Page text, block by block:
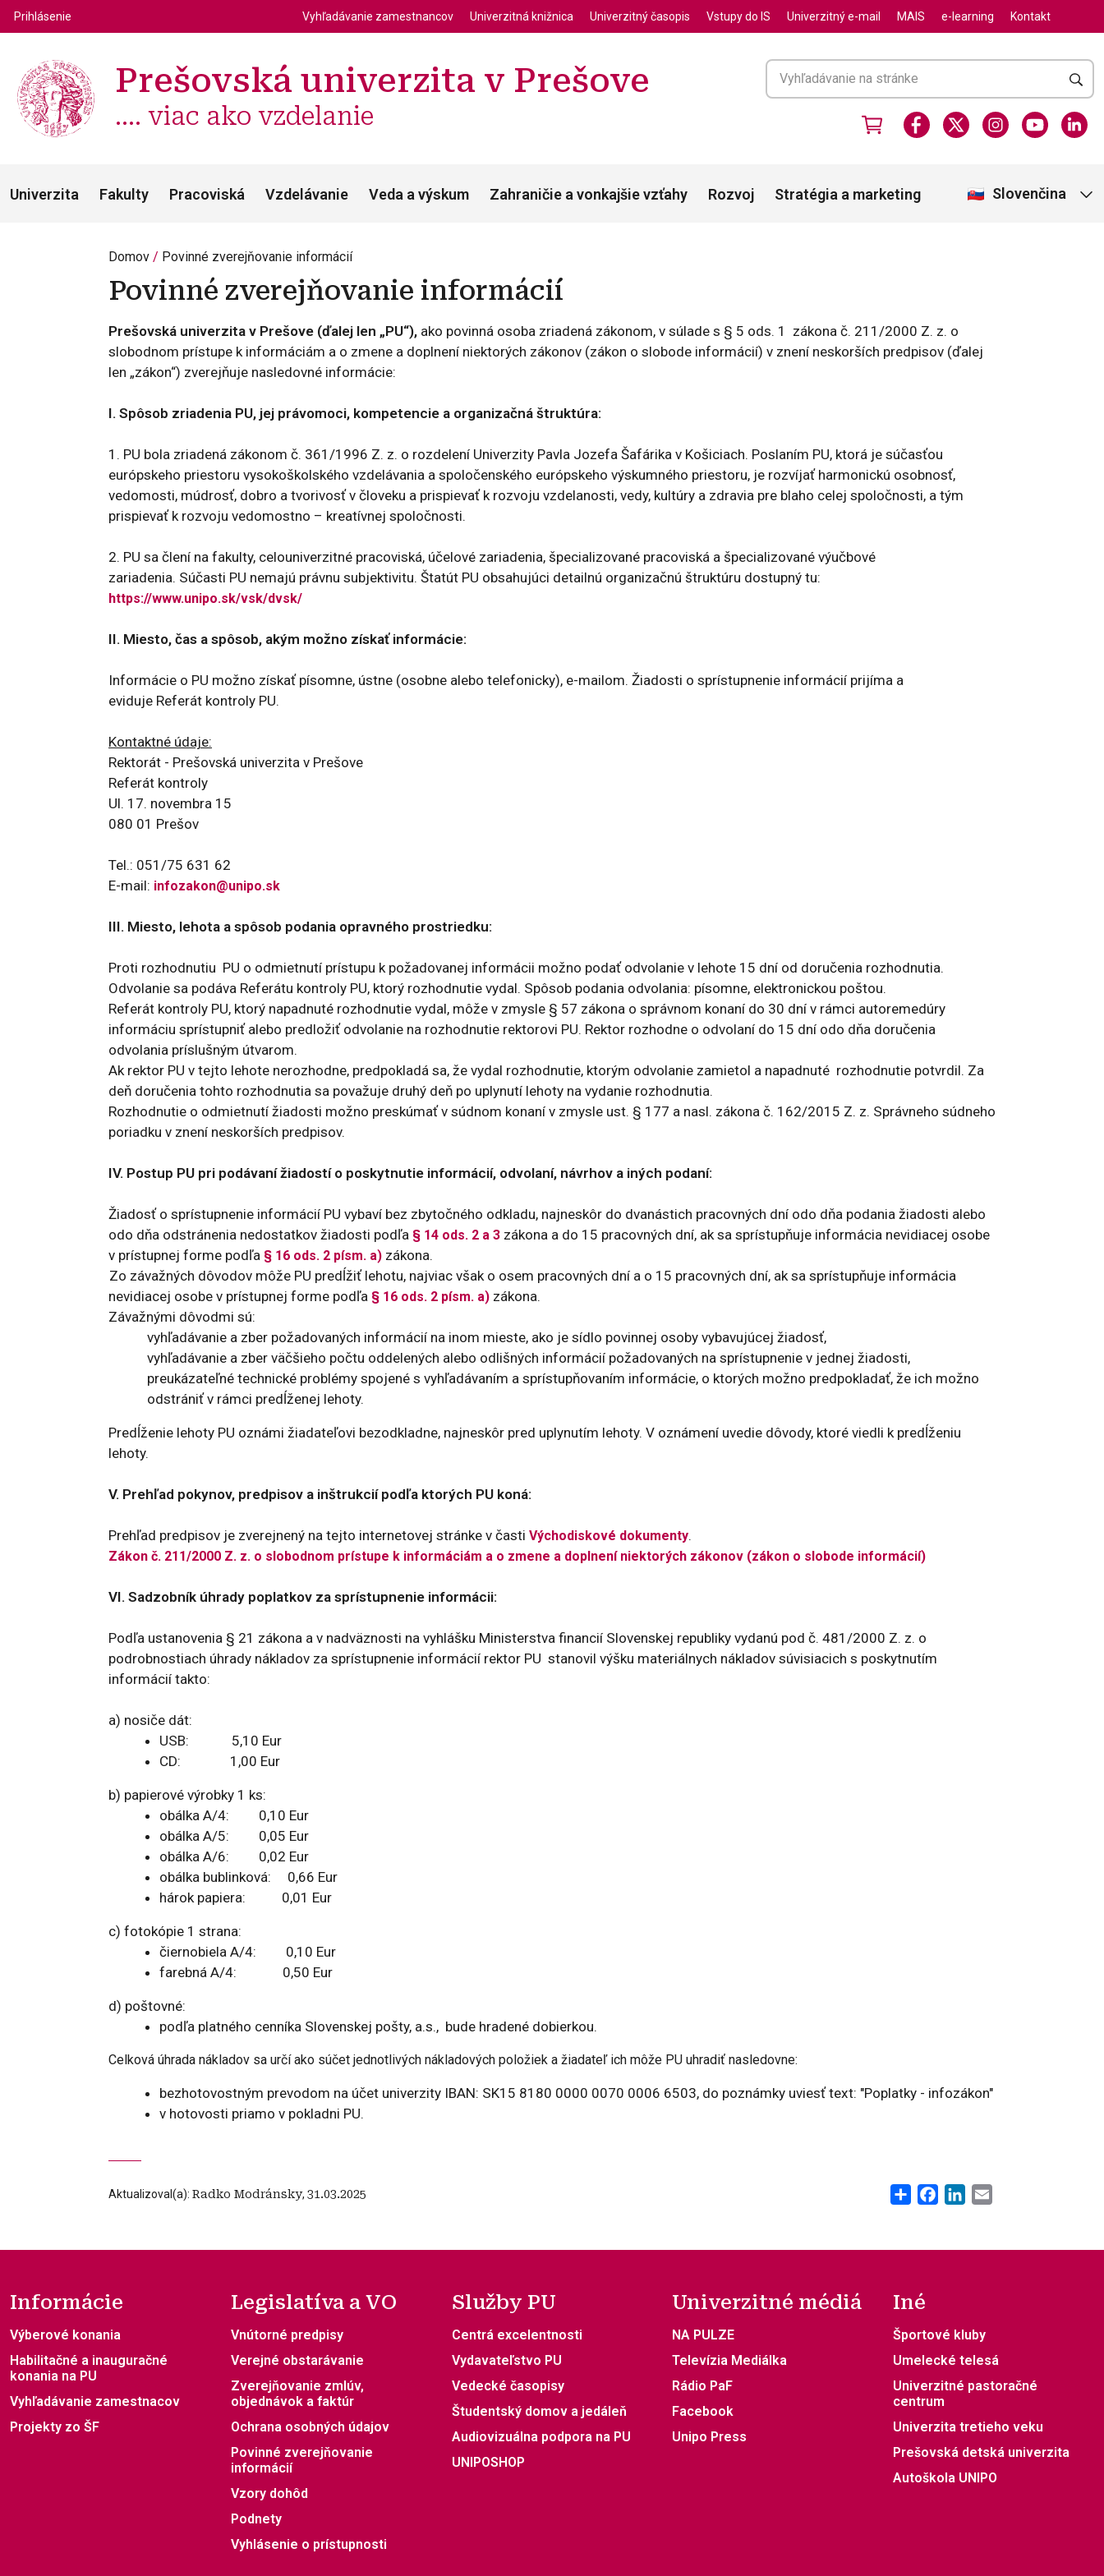
Skočiť na hlavný obsah
Používateľské menu
Prihlásenie Top menu
Vyhľadávanie zamestnancov Univerzitná knižnica Univerzitný časopis Vstupy do IS Univerzitný e-mail MAIS e-learning Kontakt
Prešovská univerzita v Prešove
.... viac ako vzdelanie
Univerzita Fakulty Pracoviská Vzdelávanie Veda a výskum Zahraničie a vonkajšie vzťahy Rozvoj Stratégia a marketing Slovenčina
Domov Povinné zverejňovanie informácií
Povinné zverejňovanie informácií
Prešovská univerzita v Prešove (ďalej len „PU“), ako povinná osoba zriadená zákonom, v súlade s § 5 ods. 1 zákona č. 211/2000 Z. z. o
slobodnom prístupe k informáciám a o zmene a doplnení niektorých zákonov (zákon o slobode informácií) v znení neskorších predpisov (ďalej
len „zákon“) zverejňuje nasledovné informácie:
I. Spôsob zriadenia PU, jej právomoci, kompetencie a organizačná štruktúra:
1. PU bola zriadená zákonom č. 361/1996 Z. z. o rozdelení Univerzity Pavla Jozefa Šafárika v Košiciach. Poslaním PU, ktorá je súčasťou
európskeho priestoru vysokoškolského vzdelávania a spoločenského európskeho výskumného priestoru, je rozvíjať harmonickú osobnosť,
vedomosti, múdrosť, dobro a tvorivosť v človeku a prispievať k rozvoju vzdelanosti, vedy, kultúry a zdravia pre blaho celej spoločnosti, a tým
prispievať k rozvoju vedomostno – kreatívnej spoločnosti.
2. PU sa člení na fakulty, celouniverzitné pracoviská, účelové zariadenia, špecializované pracoviská a špecializované výučbové
zariadenia. Súčasti PU nemajú právnu subjektivitu. Štatút PU obsahujúci detailnú organizačnú štruktúru dostupný tu:
https://www.unipo.sk/vsk/dvsk/
II. Miesto, čas a spôsob, akým možno získať informácie:
Informácie o PU možno získať písomne, ústne (osobne alebo telefonicky), e-mailom. Žiadosti o sprístupnenie informácií prijíma a
eviduje Referát kontroly PU.
Kontaktné údaje:
Rektorát - Prešovská univerzita v Prešove
Referát kontroly
Ul. 17. novembra 15
080 01 Prešov
Tel.: 051/75 631 62
E-mail: infozakon@unipo.sk
III. Miesto, lehota a spôsob podania opravného prostriedku:
Proti rozhodnutiu PU o odmietnutí prístupu k požadovanej informácii možno podať odvolanie v lehote 15 dní od doručenia rozhodnutia.
Odvolanie sa podáva Referátu kontroly PU, ktorý rozhodnutie vydal. Spôsob podania odvolania: písomne, elektronickou poštou.
Referát kontroly PU, ktorý napadnuté rozhodnutie vydal, môže v zmysle § 57 zákona o správnom konaní do 30 dní v rámci autoremedúry
informáciu sprístupniť alebo predložiť odvolanie na rozhodnutie rektorovi PU. Rektor rozhodne o odvolaní do 15 dní odo dňa doručenia
odvolania príslušným útvarom.
Ak rektor PU v tejto lehote nerozhodne, predpokladá sa, že vydal rozhodnutie, ktorým odvolanie zamietol a napadnuté rozhodnutie potvrdil. Za
deň doručenia tohto rozhodnutia sa považuje druhý deň po uplynutí lehoty na vydanie rozhodnutia.
Rozhodnutie o odmietnutí žiadosti možno preskúmať v súdnom konaní v zmysle ust. § 177 a nasl. zákona č. 162/2015 Z. z. Správneho súdneho
poriadku v znení neskorších predpisov.
IV. Postup PU pri podávaní žiadostí o poskytnutie informácií, odvolaní, návrhov a iných podaní:
Žiadosť o sprístupnenie informácií PU vybaví bez zbytočného odkladu, najneskôr do dvanástich pracovných dní odo dňa podania žiadosti alebo
odo dňa odstránenia nedostatkov žiadosti podľa § 14 ods. 2 a 3 zákona a do 15 pracovných dní, ak sa sprístupňuje informácia nevidiacej osobe
v prístupnej forme podľa § 16 ods. 2 písm. a) zákona.
Zo závažných dôvodov môže PU predĺžiť lehotu, najviac však o osem pracovných dní a o 15 pracovných dní, ak sa sprístupňuje informácia
nevidiacej osobe v prístupnej forme podľa § 16 ods. 2 písm. a) zákona.
Závažnými dôvodmi sú:
vyhľadávanie a zber požadovaných informácií na inom mieste, ako je sídlo povinnej osoby vybavujúcej žiadosť,
vyhľadávanie a zber väčšieho počtu oddelených alebo odlišných informácií požadovaných na sprístupnenie v jednej žiadosti,
preukázateľné technické problémy spojené s vyhľadávaním a sprístupňovaním informácie, o ktorých možno predpokladať, že ich možno
odstrániť v rámci predĺženej lehoty.
Predĺženie lehoty PU oznámi žiadateľovi bezodkladne, najneskôr pred uplynutím lehoty. V oznámení uvedie dôvody, ktoré viedli k predĺženiu
lehoty.
V. Prehľad pokynov, predpisov a inštrukcií podľa ktorých PU koná:
Prehľad predpisov je zverejnený na tejto internetovej stránke v časti Východiskové dokumenty.
Zákon č. 211/2000 Z. z. o slobodnom prístupe k informáciám a o zmene a doplnení niektorých zákonov (zákon o slobode informácií)
VI. Sadzobník úhrady poplatkov za sprístupnenie informácii:
Podľa ustanovenia § 21 zákona a v nadväznosti na vyhlášku Ministerstva financií Slovenskej republiky vydanú pod č. 481/2000 Z. z. o
podrobnostiach úhrady nákladov za sprístupnenie informácií rektor PU stanovil výšku materiálnych nákladov súvisiacich s poskytnutím
informácií takto:
a) nosiče dát:
USB: 5,10 Eur
CD: 1,00 Eur
b) papierové výrobky 1 ks:
obálka A/4: 0,10 Eur
obálka A/5: 0,05 Eur
obálka A/6: 0,02 Eur
obálka bublinková: 0,66 Eur
hárok papiera: 0,01 Eur
c) fotokópie 1 strana:
čiernobiela A/4: 0,10 Eur
farebná A/4: 0,50 Eur
d) poštovné:
podľa platného cenníka Slovenskej pošty, a.s., bude hradené dobierkou.
Celková úhrada nákladov sa určí ako súčet jednotlivých nákladových položiek a žiadateľ ich môže PU uhradiť nasledovne:
bezhotovostným prevodom na účet univerzity IBAN: SK15 8180 0000 0070 0006 6503, do poznámky uviesť text: "Poplatky - infozákon"
v hotovosti priamo v pokladni PU.
Aktualizoval(a): Radko Modránsky, 31.03.2025 Share FacebookLinkedIn
Informácie
Výberové konania
Habilitačné a inauguračné
konania na PU
Vyhľadávanie zamestnacov
Projekty zo ŠF
Legislatíva a VO
Vnútorné predpisy
Verejné obstarávanie
Zverejňovanie zmlúv,
objednávok a faktúr
Ochrana osobných údajov
Povinné zverejňovanie
informácií
Vzory dohôd
Podnety
Vyhlásenie o prístupnosti
Služby PU
Centrá excelentnosti
Vydavateľstvo PU
Vedecké časopisy
Študentský domov a jedáleň
Audiovizuálna podpora na PU
UNIPOSHOP
Univerzitné médiá
NA PULZE
Televízia Mediálka
Rádio PaF
Facebook
Unipo Press
Iné
Športové kluby
Umelecké telesá
Univerzitné pastoračné
centrum
Univerzita tretieho veku
Prešovská detská univerzita
Autoškola UNIPO